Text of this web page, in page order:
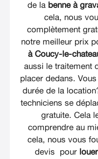
de la benne à
cela, nous
complètement
notre meilleur prix
à Coucy-le-
aussi le traitement
placer dedans.
durée de la
techniciens se
gratuite. Cela
comprendre au
cela, nous vous
devis pour